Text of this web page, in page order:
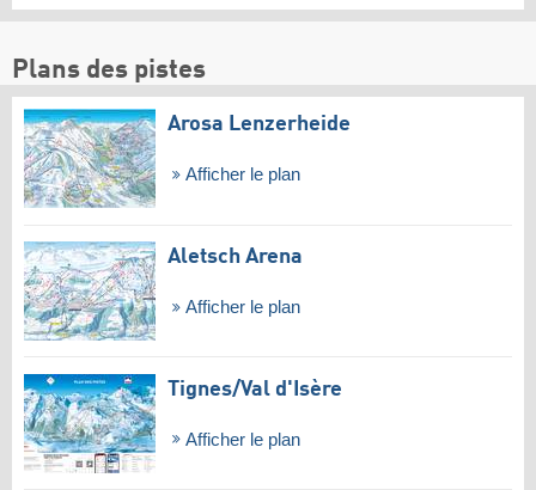
Plans des pistes
Arosa Lenzerheide
Afficher le plan
Aletsch Arena
Afficher le plan
Tignes/​Val d'Isère
Afficher le plan